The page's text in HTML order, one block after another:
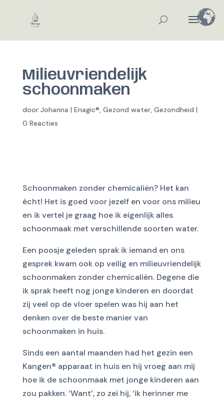
Milieuvriendelijk
schoonmaken
door Johanna | Enagic®, Gezond water, Gezondheid |
0 Reacties
Schoonmaken zonder chemicaliën? Het kan
écht! Het is goed voor jezelf en voor ons milieu
en ik vertel je graag hoe ik eigenlijk alles
schoonmaak met verschillende soorten water.
Een poosje geleden sprak ik iemand en ons
gesprek kwam ook op veilig en milieuvriendelijk
schoonmaken zonder chemicaliën. Degene die
ik sprak heeft nog jonge kinderen en doordat
zij veel op de vloer spelen was hij aan het
denken over de beste manier van
schoonmaken in huis.
Sinds een aantal maanden had het gezin een
Kangen® apparaat in huis en hij vroeg aan mij
hoe ik de schoonmaak met jonge kinderen aan
zou pakken. ‘Want’, zo zei hij, ‘ik herinner me